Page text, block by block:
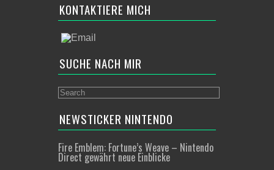
KONTAKTIERE MICH
SUCHE NACH MIR
NEWSTICKER NINTENDO
Fire Emblem: Fortune’s Weave – Nintendo
Direct gewährt neue Einblicke